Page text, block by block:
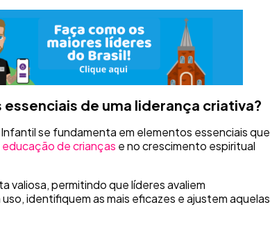
de uma liderança criativa?
se fundamenta em elementos essenciais que
educação de crianças e no crescimento espiritual
valiosa, permitindo que líderes avaliem
identifiquem as mais eficazes e ajustem aquelas